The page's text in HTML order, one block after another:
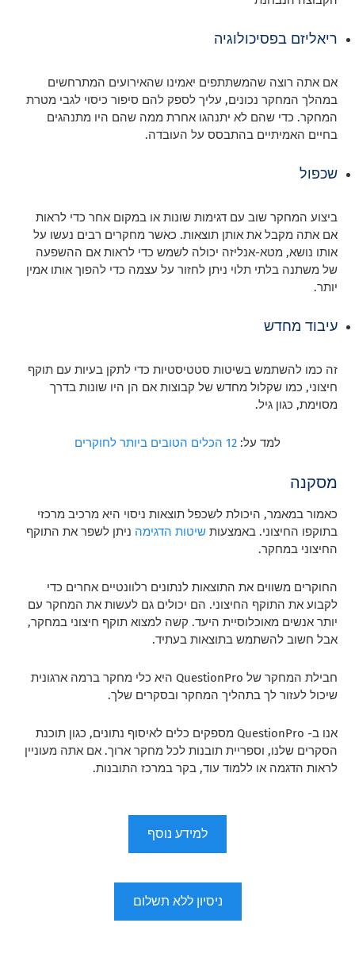
ריאליזם בפסיכולוגיה
אם אתה רוצה שהמשתתפים יאמינו שהאירועים המתרחשים
במהלך המחקר נכונים, עליך לספק להם סיפור כיסוי לגבי מטרת
המחקר. כדי שהם לא יתנהגו אחרת ממה שהם היו מתנהגים
בחיים האמיתיים בהתבסס על העובדה.
שכפול
ביצוע המחקר שוב עם דגימות שונות או במקום אחר כדי לראות
אם אתה מקבל את אותן תוצאות. כאשר מחקרים רבים נעשו על
אותו נושא, מטא-אנליזה יכולה לשמש כדי לראות אם ההשפעה
של משתנה בלתי תלוי ניתן לחזור על עצמה כדי להפוך אותו אמין
יותר.
עיבוד מחדש
זה כמו להשתמש בשיטות סטטיסטיות כדי לתקן בעיות עם תוקף
חיצוני, כמו שקלול מחדש של קבוצות אם הן היו שונות בדרך
מסוימת, כגון גיל.
למד על: 12 הכלים הטובים ביותר לחוקרים
מסקנה
כאמור במאמר, היכולת לשכפל תוצאות ניסוי היא מרכיב מרכזי
בתוקפו החיצוני. באמצעותשיטות הדגימה ניתן לשפר את התוקף
החיצוני במחקר.
החוקרים משווים את התוצאות לנתונים רלוונטיים אחרים כדי
לקבוע את התוקף החיצוני. הם יכולים גם לעשות את המחקר עם
יותר אנשים מאוכלוסיית היעד. קשה למצוא תוקף חיצוני במחקר,
אבל חשוב להשתמש בתוצאות בעתיד.
חבילת המחקר של QuestionPro היא כלי מחקר ברמה ארגונית
שיכול לעזור לך בתהליך המחקר ובסקרים שלך.
אנו ב- QuestionPro מספקים כלים לאיסוף נתונים, כגון תוכנת
הסקרים שלנו, וספריית תובנות לכל מחקר ארוך. אם אתה מעוניין
לראות הדגמה או ללמוד עוד, בקר במרכז התובנות.
למידע נוסף
ניסיון ללא תשלום